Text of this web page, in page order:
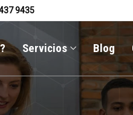
9435
Servicios Blog